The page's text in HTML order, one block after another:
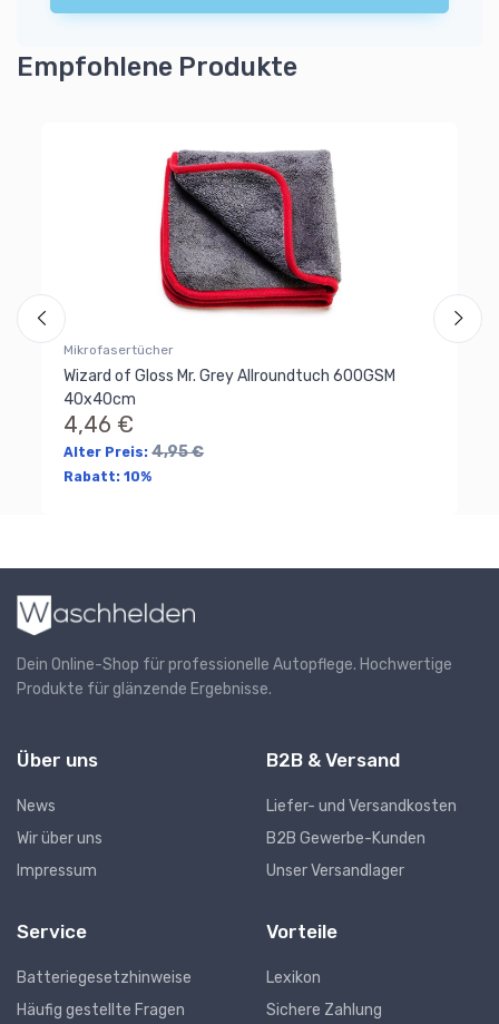
Empfohlene Produkte
Mikrofasertücher
Wizard of Gloss Mr. Grey Allroundtuch 600GSM
40x40cm
4,46 €
Alter Preis: 4,95 €
Rabatt: 10%
Dein Online-Shop für professionelle Autopflege. Hochwertige
Produkte für glänzende Ergebnisse.
Über uns
News
Wir über uns
Impressum
B2B & Versand
Liefer- und Versandkosten
B2B Gewerbe-Kunden
Unser Versandlager
Service
Batteriegesetzhinweise
Häufig gestellte Fragen
Vorteile
Lexikon
Sichere Zahlung